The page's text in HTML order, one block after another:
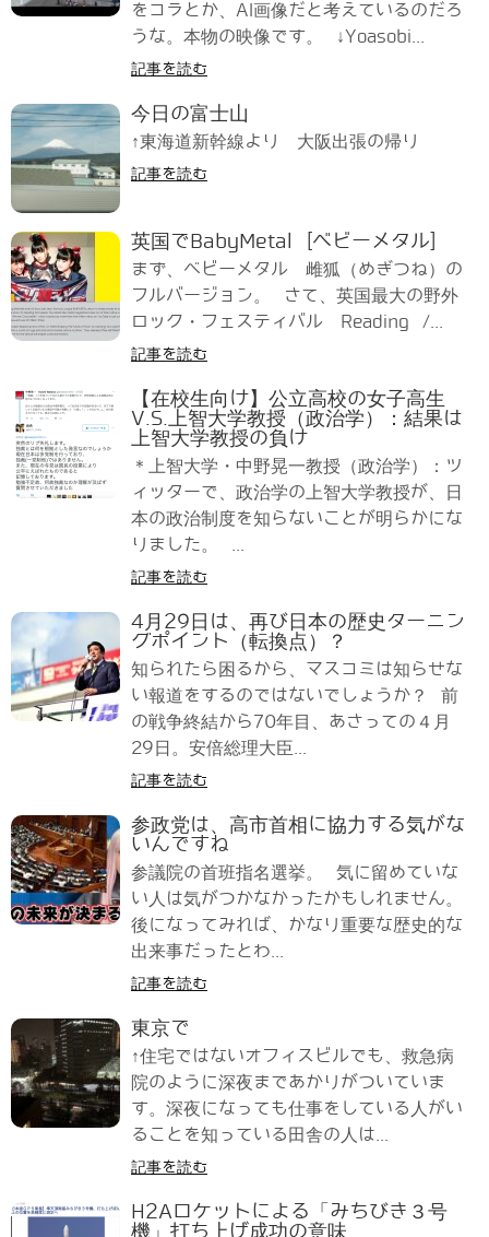
をコラとか、AI画像だと考えているのだろ
うな。本物の映像です。 ↓Yoasobi...
記事を読む
今日の富士山
↑東海道新幹線より 大阪出張の帰り
記事を読む
英国でBabyMetal [ベビーメタル]
まず、ベビーメタル 雌狐（めぎつね）の
フルバージョン。 さて、英国最大の野外
ロック・フェスティバル Reading /...
記事を読む
【在校生向け】公立高校の女子高生
V.S.上智大学教授（政治学）：結果は
上智大学教授の負け
＊上智大学・中野晃一教授（政治学）：ツ
ィッターで、政治学の上智大学教授が、日
本の政治制度を知らないことが明らかにな
りました。 ...
記事を読む
4月29日は、再び日本の歴史ターニン
グポイント（転換点）？
知られたら困るから、マスコミは知らせな
い報道をするのではないでしょうか？ 前
の戦争終結から70年目、あさっての４月
29日。安倍総理大臣...
記事を読む
参政党は、高市首相に協力する気がな
いんですね
参議院の首班指名選挙。 気に留めていな
い人は気がつかなかったかもしれません。
後になってみれば、かなり重要な歴史的な
出来事だったとわ...
記事を読む
東京で
↑住宅ではないオフィスビルでも、救急病
院のように深夜まであかりがついていま
す。深夜になっても仕事をしている人がい
ることを知っている田舎の人は...
記事を読む
H2Aロケットによる「みちびき３号
機」打ち上げ成功の意味